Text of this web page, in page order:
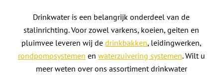
Drinkwater is een belangrijk onderdeel van de
stalinrichting. Voor zowel varkens, koeien, geiten en
pluimvee leveren wij de drinkbakken, leidingwerken,
rondpompsystemen en waterzuivering systemen. Wilt u
meer weten over ons assortiment drinkwater